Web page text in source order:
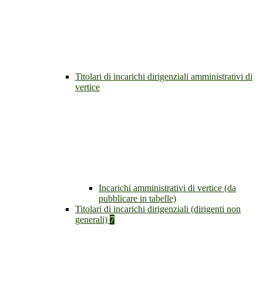
Titolari di incarichi dirigenziali amministrativi di
vertice
Incarichi amministrativi di vertice (da
pubblicare in tabelle)
Titolari di incarichi dirigenziali (dirigenti non
generali) 7